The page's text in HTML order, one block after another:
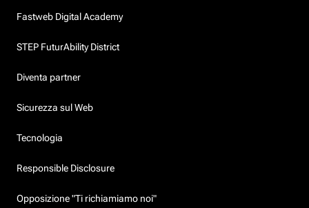
Fastweb Digital Academy
STEP FuturAbility District
Diventa partner
Sicurezza sul Web
Tecnologia
Responsible Disclosure
Opposizione "Ti richiamiamo noi"